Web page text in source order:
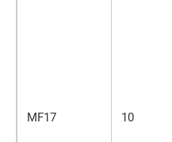
MF17 10